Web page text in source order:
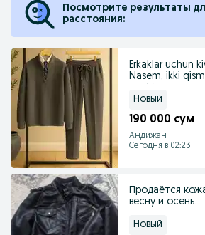
Посмотрите результаты
расстояния:
Erkaklar uchun
Nasem, ikki
Новый
190 000 сум
Андижан
Сегодня в 02:23
Продаётся
весну и осень.
Новый